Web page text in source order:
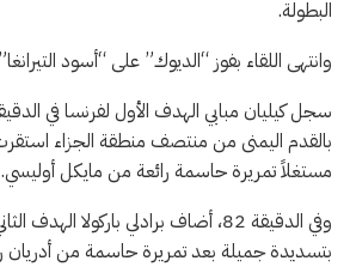
البطولة.
وانتهى اللقاء بفوز “الديوك” على “أسود التيرانغا”
بالقدم اليمنى من منتصف منطقة الجزاء
مستغلاً تمريرة حاسمة رائعة من مايكل أوليسي.
وفي الدقيقة 82، أضاف برادلي باركولا
بتسديدة جميلة بعد تمريرة حاسمة من أدريان